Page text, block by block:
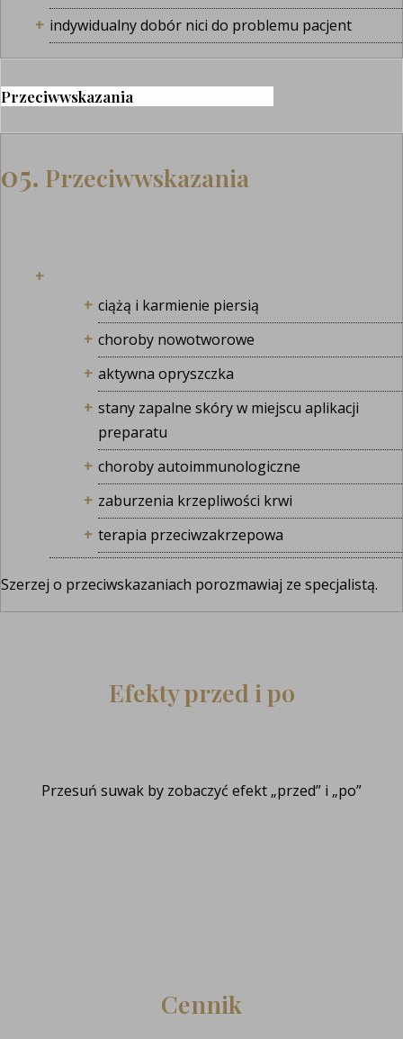
indywidualny dobór nici do problemu pacjent
Przeciwwskazania
05. Przeciwwskazania
ciążą i karmienie piersią
choroby nowotworowe
aktywna opryszczka
stany zapalne skóry w miejscu aplikacji
preparatu
choroby autoimmunologiczne
zaburzenia krzepliwości krwi
terapia przeciwzakrzepowa
Szerzej o przeciwskazaniach porozmawiaj ze specjalistą.
Efekty przed i po
Przesuń suwak by zobaczyć efekt „przed” i „po”
Cennik